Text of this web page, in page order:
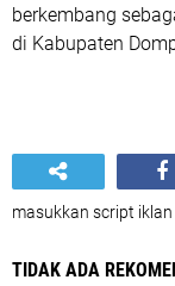
berkembang
di Kabupaten
masukkan script iklan
TIDAK ADA